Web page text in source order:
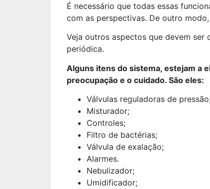
É necessário que todas essas
com as perspectivas. De outro
Veja outros aspectos que devem ser
periódica.
Alguns itens do sistema, estejam a
preocupação e o cuidado. São eles:
Válvulas reguladoras de
Misturador;
Controles;
Filtro de bactérias;
Válvula de exalação;
Alarmes.
Nebulizador;
Umidificador;